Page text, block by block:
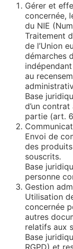
Gérer et
concernée,
du NIE
Traitement
de l’Union
démarches
au
Base
d’un
partie (art.
Envoi de
des
souscrits.
Base
personne
Gestion
Utilisation
concernée
autres
relatifs aux
Base